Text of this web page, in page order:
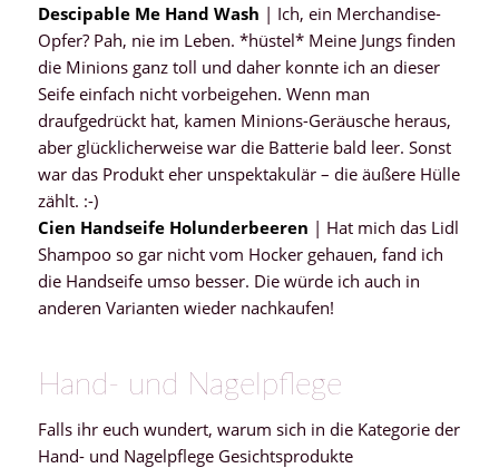
Descipable Me Hand Wash | Ich, ein Merchandise-
Opfer? Pah, nie im Leben. *hüstel* Meine Jungs finden
die Minions ganz toll und daher konnte ich an dieser
Seife einfach nicht vorbeigehen. Wenn man
draufgedrückt hat, kamen Minions-Geräusche heraus,
aber glücklicherweise war die Batterie bald leer. Sonst
war das Produkt eher unspektakulär – die äußere Hülle
zählt. :-)
Cien Handseife Holunderbeeren | Hat mich das Lidl
Shampoo so gar nicht vom Hocker gehauen, fand ich
die Handseife umso besser. Die würde ich auch in
anderen Varianten wieder nachkaufen!
Hand- und Nagelpflege
Falls ihr euch wundert, warum sich in die Kategorie der
Hand- und Nagelpflege Gesichtsprodukte